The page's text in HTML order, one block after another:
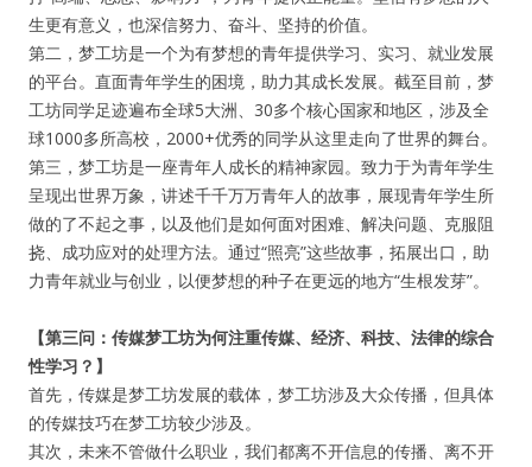
生更有意义，也深信努力、奋斗、坚持的价值。
第二，梦工坊是一个为有梦想的青年提供学习、实习、就业发展
的平台。直面青年学生的困境，助力其成长发展。截至目前，梦
工坊同学足迹遍布全球5大洲、30多个核心国家和地区，涉及全
球1000多所高校，2000+优秀的同学从这里走向了世界的舞台。
第三，梦工坊是一座青年人成长的精神家园。致力于为青年学生
呈现出世界万象，讲述千千万万青年人的故事，展现青年学生所
做的了不起之事，以及他们是如何面对困难、解决问题、克服阻
挠、成功应对的处理方法。通过“照亮”这些故事，拓展出口，助
力青年就业与创业，以便梦想的种子在更远的地方“生根发芽”。
【第三问：传媒梦工坊为何注重传媒、经济、科技、法律的综合
性学习？】
首先，传媒是梦工坊发展的载体，梦工坊涉及大众传播，但具体
的传媒技巧在梦工坊较少涉及。
其次，未来不管做什么职业，我们都离不开信息的传播、离不开